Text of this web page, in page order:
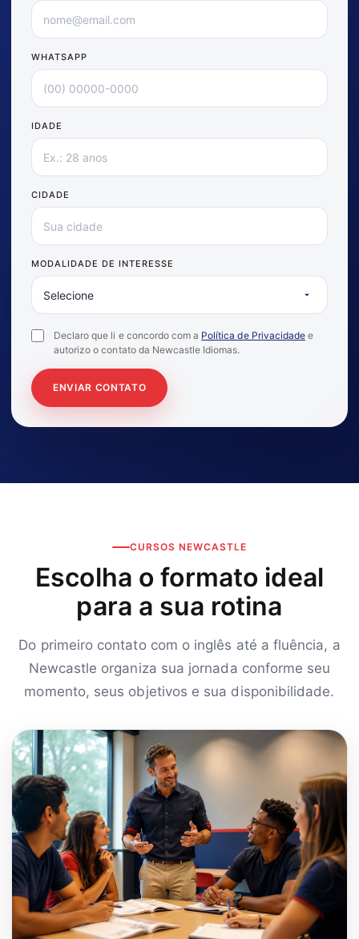
WHATSAPP
IDADE
CIDADE
MODALIDADE DE INTERESSE
Declaro que li e concordo com a Política de Privacidadee
autorizo o contato da Newcastle Idiomas.
ENVIAR CONTATO
CURSOS NEWCASTLE
Escolha o formato ideal
para a sua rotina
Do primeiro contato com o inglês até a fluência, a
Newcastle organiza sua jornada conforme seu
momento, seus objetivos e sua disponibilidade.